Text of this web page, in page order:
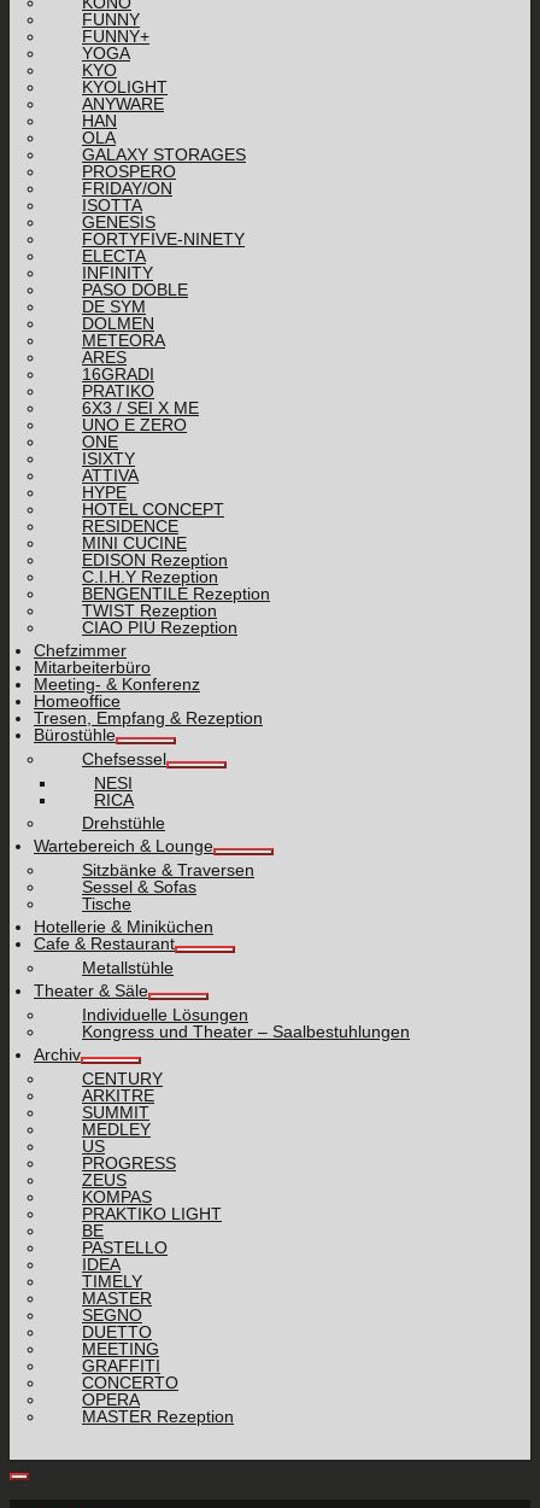
FUNNY
FUNNY+
YOGA
KYO
KYOLIGHT
ANYWARE
HAN
OLA
GALAXY STORAGES
PROSPERO
FRIDAY/ON
ISOTTA
GENESIS
FORTYFIVE-NINETY
ELECTA
INFINITY
PASO DOBLE
DE SYM
DOLMEN
METEORA
ARES
16GRADI
PRATIKO
6X3 / SEI X ME
UNO E ZERO
ONE
ISIXTY
ATTIVA
HYPE
HOTEL CONCEPT
RESIDENCE
MINI CUCINE
EDISON Rezeption
C.I.H.Y Rezeption
BENGENTILE Rezeption
TWIST Rezeption
CIAO PIÙ Rezeption
Chefzimmer
Mitarbeiterbüro
Meeting- & Konferenz
Homeoffice
Tresen, Empfang & Rezeption
Bürostühle
Chefsessel
NESI
RICA
Drehstühle
Wartebereich & Lounge
Sitzbänke & Traversen
Sessel & Sofas
Tische
Hotellerie & Miniküchen
Cafe & Restaurant
Metallstühle
Theater & Säle
Individuelle Lösungen
Kongress und Theater – Saalbestuhlungen
Archiv
CENTURY
ARKITRE
SUMMIT
MEDLEY
US
PROGRESS
ZEUS
KOMPAS
PRAKTIKO LIGHT
BE
PASTELLO
IDEA
TIMELY
MASTER
SEGNO
DUETTO
MEETING
GRAFFITI
CONCERTO
OPERA
MASTER Rezeption